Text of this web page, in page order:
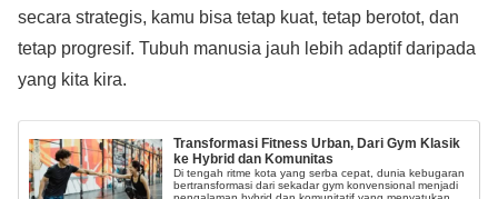
secara strategis, kamu bisa tetap kuat, tetap berotot, dan
tetap progresif. Tubuh manusia jauh lebih adaptif daripada
yang kita kira.
Transformasi Fitness Urban, Dari Gym Klasik
ke Hybrid dan Komunitas
Di tengah ritme kota yang serba cepat, dunia kebugaran
bertransformasi dari sekadar gym konvensional menjadi